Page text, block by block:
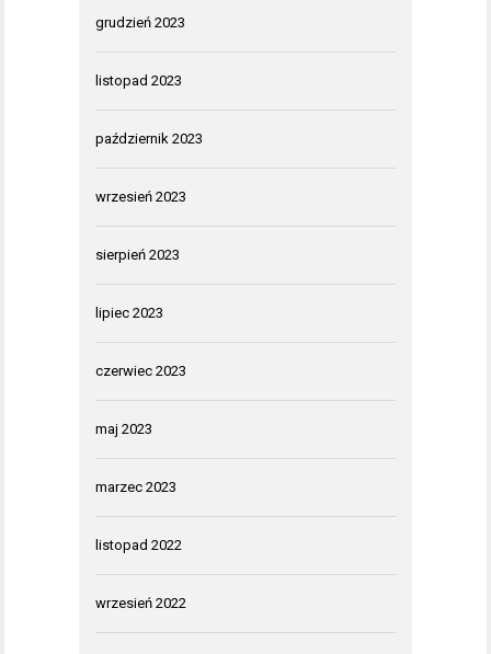
grudzień 2023
listopad 2023
październik 2023
wrzesień 2023
sierpień 2023
lipiec 2023
czerwiec 2023
maj 2023
marzec 2023
listopad 2022
wrzesień 2022